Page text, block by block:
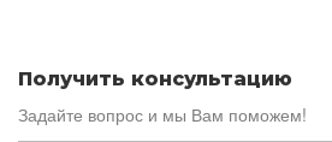
Получить консультацию
Задайте вопрос и мы Вам поможем!